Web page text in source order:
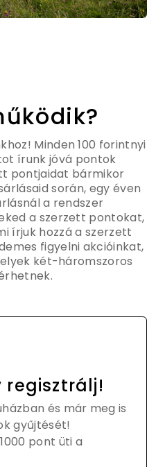
Minden 100 forintnyi
írunk jóvá pontok
pontjaidat bármikor
során, egy éven
a rendszer
a szerzett pontokat,
írjuk hozzá a szerzett
figyelni akcióinkat,
két-háromszoros
regisztrálj!
és már meg is
gyűjtését!
pont üti a